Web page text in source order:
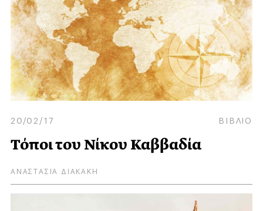
20/02/17 ΒΙΒΛΙΟ
Τόποι του Νίκου Καββαδία
ΑΝΑΣΤΑΣΙΑ ΔΙΑΚΑΚΗ